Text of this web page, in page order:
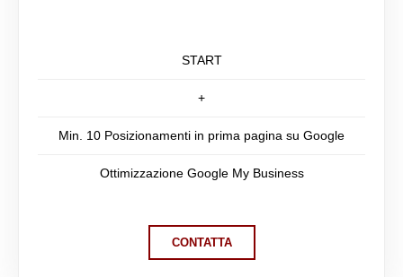
START
+
Min. 10 Posizionamenti in prima pagina su Google
Ottimizzazione Google My Business
CONTATTA